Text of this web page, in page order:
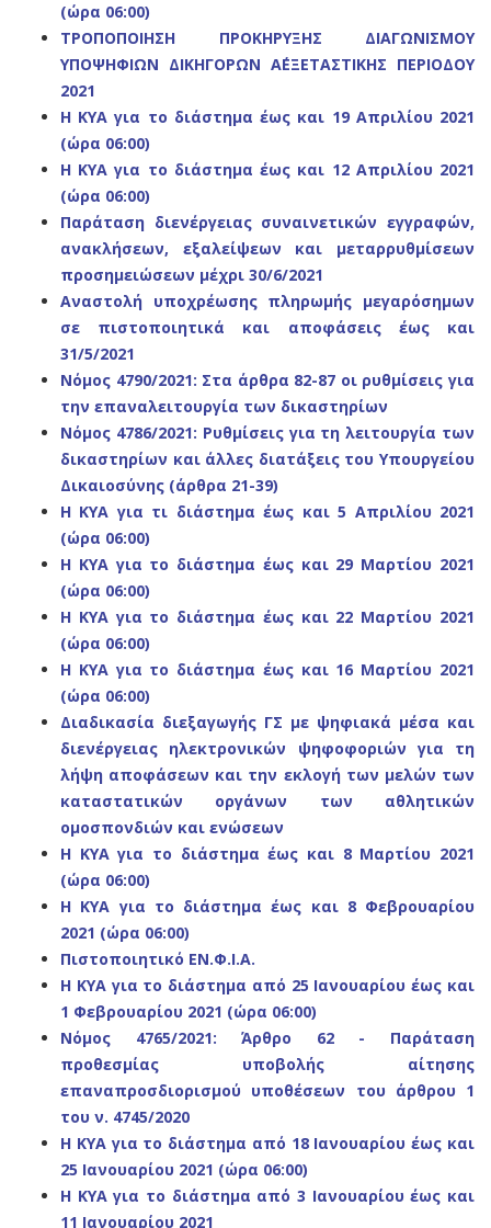
(ώρα 06:00)
ΤΡΟΠΟΠΟΙΗΣΗ ΠΡΟΚΗΡΥΞΗΣ ΔΙΑΓΩΝΙΣΜΟΥ
ΥΠΟΨΗΦΙΩΝ ΔΙΚΗΓΟΡΩΝ Α΄ΕΞΕΤΑΣΤΙΚΗΣ ΠΕΡΙΟΔΟΥ
2021
Η ΚΥΑ για το διάστημα έως και 19 Απριλίου 2021
(ώρα 06:00)
Η ΚΥΑ για το διάστημα έως και 12 Απριλίου 2021
(ώρα 06:00)
Παράταση διενέργειας συναινετικών εγγραφών,
ανακλήσεων, εξαλείψεων και μεταρρυθμίσεων
προσημειώσεων μέχρι 30/6/2021
Αναστολή υποχρέωσης πληρωμής μεγαρόσημων
σε πιστοποιητικά και αποφάσεις έως και
31/5/2021
Νόμος 4790/2021: Στα άρθρα 82-87 οι ρυθμίσεις για
την επαναλειτουργία των δικαστηρίων
Νόμος 4786/2021: Ρυθμίσεις για τη λειτουργία των
δικαστηρίων και άλλες διατάξεις του Υπουργείου
Δικαιοσύνης (άρθρα 21-39)
Η ΚΥΑ για τι διάστημα έως και 5 Απριλίου 2021
(ώρα 06:00)
Η ΚΥΑ για το διάστημα έως και 29 Μαρτίου 2021
(ώρα 06:00)
Η ΚΥΑ για το διάστημα έως και 22 Μαρτίου 2021
(ώρα 06:00)
Η ΚΥΑ για το διάστημα έως και 16 Μαρτίου 2021
(ώρα 06:00)
Διαδικασία διεξαγωγής ΓΣ με ψηφιακά μέσα και
διενέργειας ηλεκτρονικών ψηφοφοριών για τη
λήψη αποφάσεων και την εκλογή των μελών των
καταστατικών οργάνων των αθλητικών
ομοσπονδιών και ενώσεων
Η ΚΥΑ για το διάστημα έως και 8 Μαρτίου 2021
(ώρα 06:00)
Η ΚΥΑ για το διάστημα έως και 8 Φεβρουαρίου
2021 (ώρα 06:00)
Πιστοποιητικό ΕΝ.Φ.Ι.Α.
Η ΚΥΑ για το διάστημα από 25 Ιανουαρίου έως και
1 Φεβρουαρίου 2021 (ώρα 06:00)
Νόμος 4765/2021: Άρθρο 62 - Παράταση
προθεσμίας υποβολής αίτησης
επαναπροσδιορισμού υποθέσεων του άρθρου 1
του ν. 4745/2020
Η ΚΥΑ για το διάστημα από 18 Ιανουαρίου έως και
25 Ιανουαρίου 2021 (ώρα 06:00)
Η ΚΥΑ για το διάστημα από 3 Ιανουαρίου έως και
11 Ιανουαρίου 2021